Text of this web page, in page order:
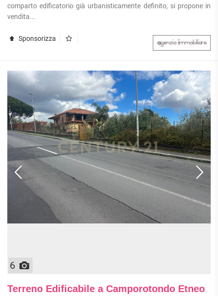
comparto edificatorio già urbanisticamente definito, si propone in
vendita...
Sponsorizza
6
Terreno Edificabile a Camporotondo Etneo